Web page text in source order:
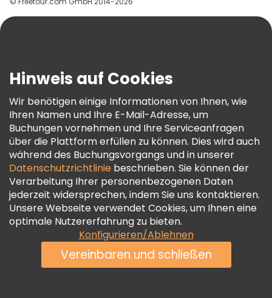
Hilfe
AGB Und Rechtliches
Cookie-Richtlinie
Freetour Auszeichnungen
Treueprogramm
Hinweis auf Cookies
Wir benötigen einige Informationen von Ihnen, wie
Ihren Namen und Ihre E-Mail-Adresse, um
Buchungen vornehmen und Ihre Serviceanfragen
über die Plattform erfüllen zu können. Dies wird auch
während des Buchungsvorgangs und in unserer
Datenschutzrichtlinie beschrieben. Sie können der
Verarbeitung Ihrer personenbezogenen Daten
jederzeit widersprechen, indem Sie uns kontaktieren.
Unsere Webseite verwendet Cookies, um Ihnen eine
optimale Nutzererfahrung zu bieten.
Konfigurieren/Ablehnen
Vereinbaren und schließen